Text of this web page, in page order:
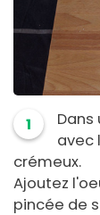
1
avec
crémeux.
Ajoutez
pincée de